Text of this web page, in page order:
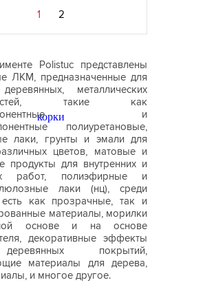
1 2
Polistuc представлены
ЛКМ, предназначенные для
металлических
такие как
и
полиуретановые,
лаки, грунты и эмали для
цветов, матовые и
продукты для внутренних и
работ, полиэфирные и
лаки (нц), среди
как прозрачные, так и
материалы, морилки
основе и на основе
декоративные эффекты
покрытий,
материалы для дерева,
и многое другое.